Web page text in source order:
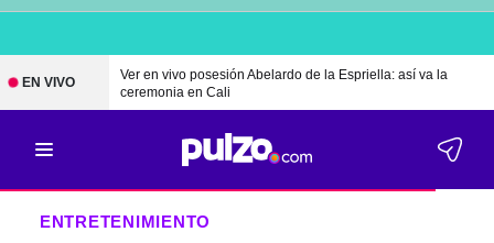
EN VIVO
Ver en vivo posesión Abelardo de la Espriella: así va la
ceremonia en Cali
ENTRETENIMIENTO